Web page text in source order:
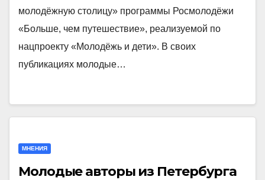
молодёжную столицу» программы Росмолодёжи
«Больше, чем путешествие», реализуемой по
нацпроекту «Молодёжь и дети». В своих
публикациях молодые…
МНЕНИЯ
Молодые авторы из Петербурга